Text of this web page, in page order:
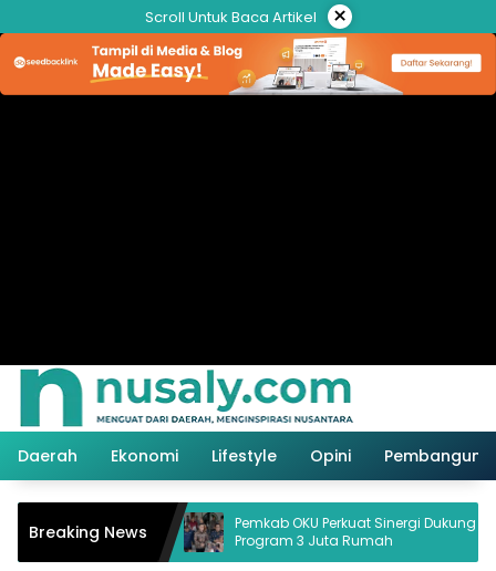
ke
konten
Scroll Untuk Baca Artikel ×
Daerah Ekonomi Lifestyle Opini
Breaking News
Desak
Pemkab OKU Perkuat Sinergi Dukung
Program 3 Juta Rumah